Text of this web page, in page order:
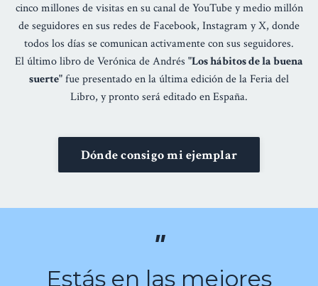
cinco millones de visitas en su canal de YouTube y medio millón
de seguidores en sus redes de Facebook, Instagram y X, donde
todos los días se comunican activamente con sus seguidores.
El último libro de Verónica de Andrés "Los hábitos de la buena
suerte"fue presentado en la última edición de la Feria del
Libro, y pronto será editado en España.
Dónde consigo mi ejemplar
"
Estás en las mejores